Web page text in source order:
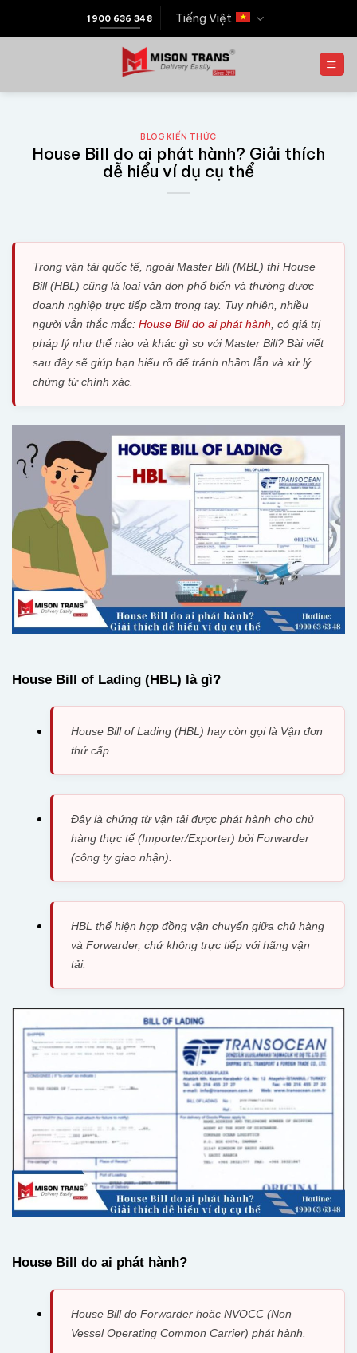
1900 636 348 Tiếng Việt
BLOG KIẾN THỨC
House Bill do ai phát hành? Giải thích
dễ hiểu ví dụ cụ thể
Trong vận tải quốc tế, ngoài Master Bill (MBL) thì House
Bill (HBL) cũng là loại vận đơn phổ biến và thường được
doanh nghiệp trực tiếp cầm trong tay. Tuy nhiên, nhiều
người vẫn thắc mắc: House Bill do ai phát hành , có giá trị
pháp lý như thế nào và khác gì so với Master Bill? Bài viết
sau đây sẽ giúp bạn hiểu rõ để tránh nhầm lẫn và xử lý
chứng từ chính xác.
House Bill of Lading (HBL) là gì?
House Bill of Lading (HBL) hay còn gọi là Vận đơn
thứ cấp.
Đây là chứng từ vận tải được phát hành cho chủ
hàng thực tế (Importer/Exporter) bởi Forwarder
(công ty giao nhận).
HBL thể hiện hợp đồng vận chuyển giữa chủ hàng
và Forwarder, chứ không trực tiếp với hãng vận
tải.
House Bill do ai phát hành?
House Bill do Forwarder hoặc NVOCC (Non
Vessel Operating Common Carrier) phát hành.